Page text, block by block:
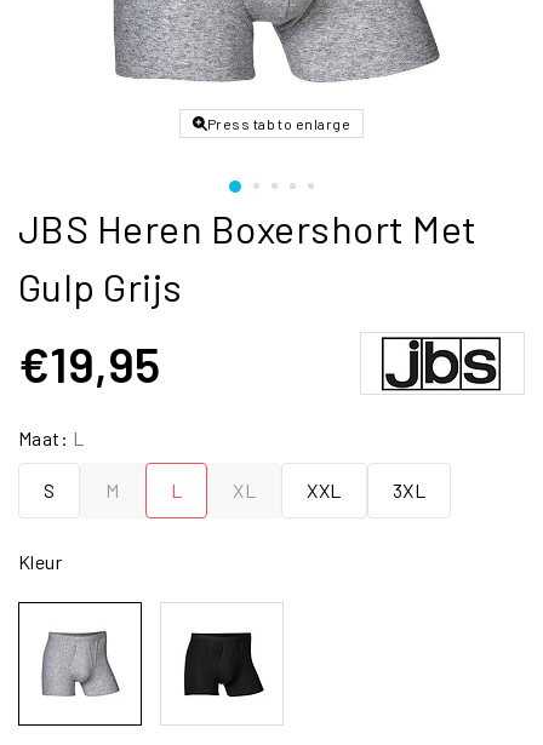
Press tab to enlarge
JBS Heren Boxershort Met
Gulp Grijs
€19,95
Maat: L
S M L XL XXL 3XL
Kleur